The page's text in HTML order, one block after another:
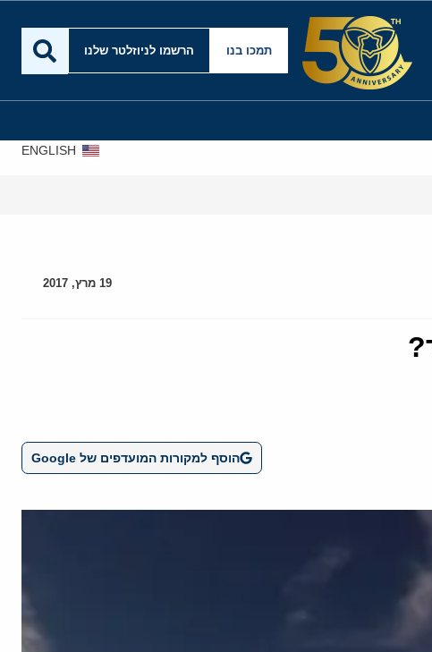
תמכו בנו הרשמו לניוזלטר שלנו
ENGLISH
19 מרץ, 2017
הוסף למקורות המועדפים של Google